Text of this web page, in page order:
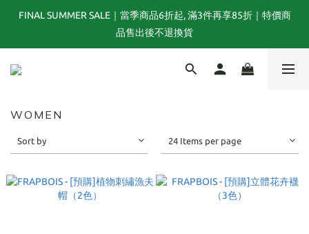
夏末選品特別企劃｜1折起｜特價商品售出後不退換貨
FINAL SUMMER SALE｜當季商品6折起, 滿3件再享85折｜特價商
品售出後不退換貨
TOGA x NTS capsule collection will be launching on 31st JULY
夏末選品特別企劃｜1折起｜特價商品售出後不退換貨
WOMEN
Sort by 24 Items per page